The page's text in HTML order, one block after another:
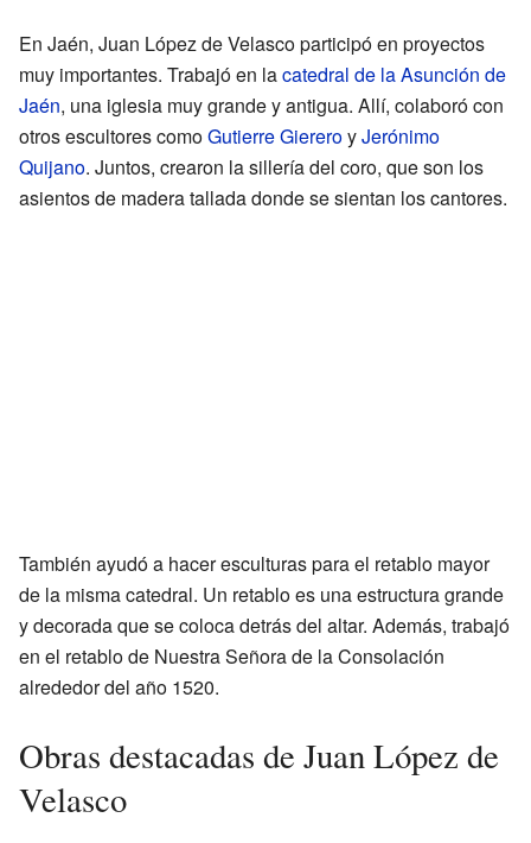
En Jaén, Juan López de Velasco participó en proyectos
muy importantes. Trabajó en lacatedral de la Asunción de
Jaén, una iglesia muy grande y antigua. Allí, colaboró con
otros escultores comoGutierre GiereroyJerónimo
Quijano. Juntos, crearon la sillería del coro, que son los
asientos de madera tallada donde se sientan los cantores.
También ayudó a hacer esculturas para el retablo mayor
de la misma catedral. Un retablo es una estructura grande
y decorada que se coloca detrás del altar. Además, trabajó
en el retablo de Nuestra Señora de la Consolación
alrededor del año 1520.
Obras destacadas de Juan López de
Velasco